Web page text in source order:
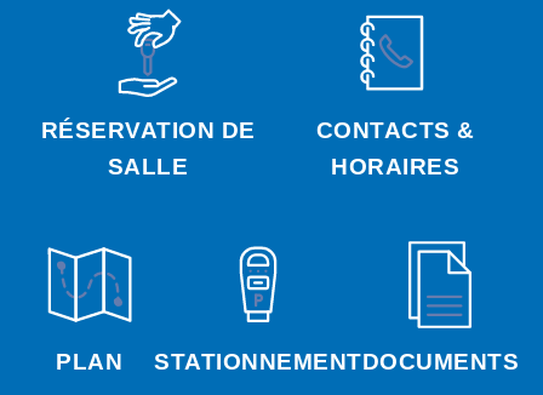
RÉSERVATION DE
SALLE
CONTACTS &
HORAIRES
PLAN STATIONNEMENTDOCUMENTS